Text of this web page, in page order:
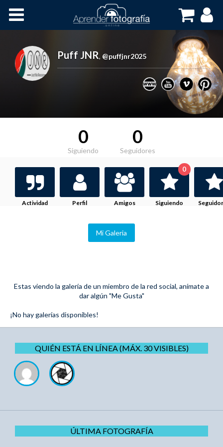
Cursos OnLine
Puff JNR, @puffjnr2025
0
Siguiendo
0
Seguidores
Actividad Perfil Amigos Siguiendo
0
Mi Galeria
Estas viendo la galería de un miembro de la red social, anímate a
dar algún "Me Gusta"
¡No hay galerías disponibles!
QUIÉN ESTÁ EN LÍNEA (MÁX. 30 VISIBLES)
ÚLTIMA FOTOGRAFÍA